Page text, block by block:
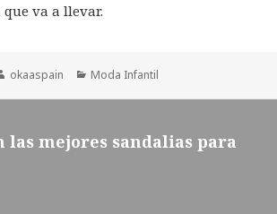
va a llevar.
Autor
okaaspain Categorías
Moda Infantil
las mejores sandalias para